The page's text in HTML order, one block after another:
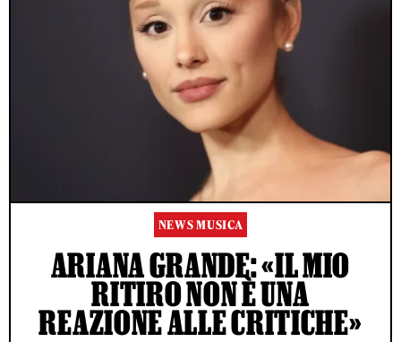
NEWS MUSICA
ARIANA GRANDE: «IL MIO
RITIRO NON È UNA
REAZIONE ALLE CRITICHE»